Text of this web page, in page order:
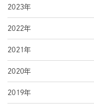
2023年
2022年
2021年
2020年
2019年